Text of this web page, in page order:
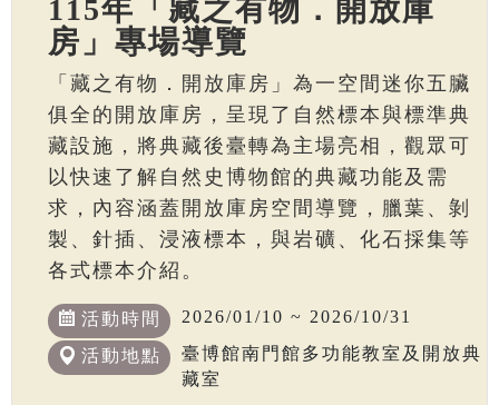
115年「藏之有物．開放庫
房」專場導覽
「藏之有物．開放庫房」為一空間迷你五臟
俱全的開放庫房，呈現了自然標本與標準典
藏設施，將典藏後臺轉為主場亮相，觀眾可
以快速了解自然史博物館的典藏功能及需
求，內容涵蓋開放庫房空間導覽，臘葉、剝
製、針插、浸液標本，與岩礦、化石採集等
各式標本介紹。
活動時間 2026/01/10 ~ 2026/10/31
活動地點
臺博館南門館多功能教室及開放典
藏室